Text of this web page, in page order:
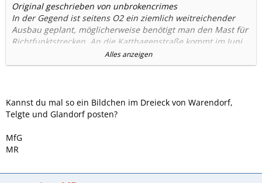
Original geschrieben von unbrokencrimes
In der Gegend ist seitens O2 ein ziemlich weitreichender
Ausbau geplant, möglicherweise benötigt man den Mast für
Richtfunktstrecken. An die Katthagenstraße kommt im Juni
die nicht zugänglich.
Alles anzeigen
Kannst du mal so ein Bildchen im Dreieck von Warendorf,
Telgte und Glandorf posten?
MfG
MR